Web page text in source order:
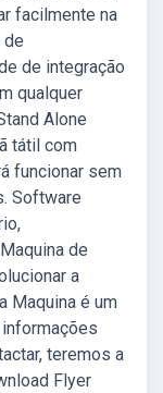
facilmente na
de
de integração
qualquer
Alone
tátil com
funcionar sem
Software
de
a
Maquina é um
teremos a
Flyer